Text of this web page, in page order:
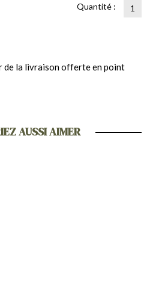
Quantité :
de la livraison offerte en point
AUSSI AIMER